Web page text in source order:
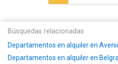
Búsquedas relacionadas
Departamentos en alquiler en
Departamentos en alquiler en